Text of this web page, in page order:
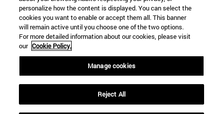
Información
TFNO +34 948 42 56 00
¿QUÉ GRADO TE INTERESA?
¿QUÉ MÁSTER TE INTERESA?
© Universidad de Navarra
Configuración de cookies
personalize how the content is displayed. You can select the
cookies you want to enable or accept them all. This banner
will remain active until you choose one of the two options.
For more detailed information about our cookies, please visit
our Cookie Policy.
Manage cookies
Reject All